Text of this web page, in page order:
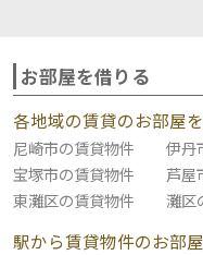
お部屋を借りる
各地域の賃貸のお部屋
尼崎市の賃貸物件 伊丹
宝塚市の賃貸物件
芦屋
東灘区の賃貸物件
灘区
駅から賃貸物件のお部